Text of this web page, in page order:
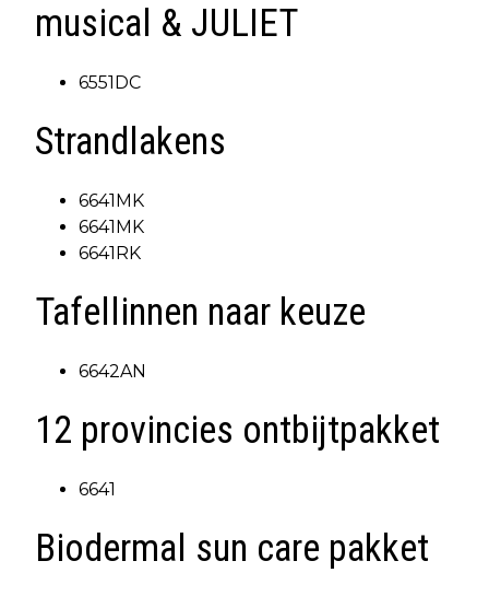
musical & JULIET
6551DC
Strandlakens
6641MK
6641MK
6641RK
Tafellinnen naar keuze
6642AN
12 provincies ontbijtpakket
6641
Biodermal sun care pakket